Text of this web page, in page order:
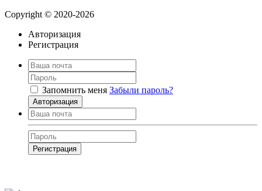
Copyright © 2020-2026
Авторизация
Регистрация
Запомнить меня Забыли пароль?
Авторизация
Регистрация